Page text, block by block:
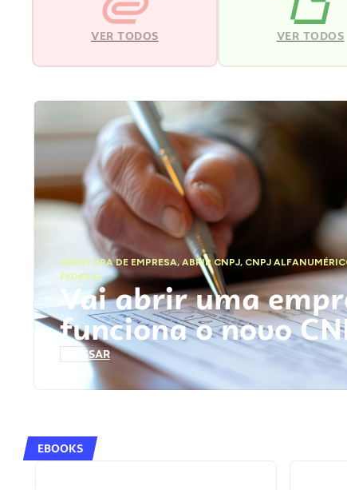
VER TODOS VER TODOS
ABERTURA DE EMPRESA,ABRIR CNPJ, CNPJ
FEDERAL
Vai abrir uma
funciona o novo
ACESSAR
EBOOKS